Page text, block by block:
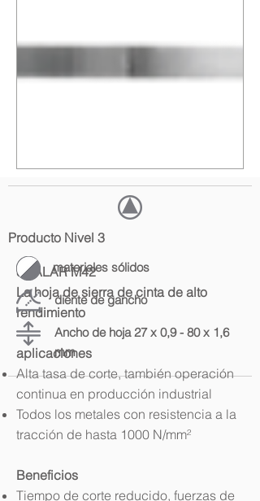
SKALAR M42
La hoja de sierra de cinta de alto
rendimiento
aplicaciones
Alta tasa de corte, también operación
continua en producción industrial
Todos los metales con resistencia a la
tracción de hasta 1000 N/mm²
Beneficios
Tiempo de corte reducido, fuerzas de
Producto Nivel 3
materiales sólidos
diente de gancho
Ancho de hoja 27 x 0,9 - 80 x 1,6
mm